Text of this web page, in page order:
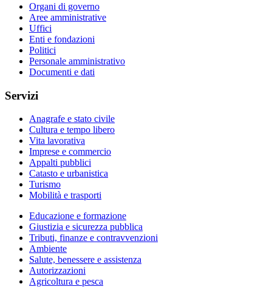
Organi di governo
Aree amministrative
Uffici
Enti e fondazioni
Politici
Personale amministrativo
Documenti e dati
Servizi
Anagrafe e stato civile
Cultura e tempo libero
Vita lavorativa
Imprese e commercio
Appalti pubblici
Catasto e urbanistica
Turismo
Mobilità e trasporti
Educazione e formazione
Giustizia e sicurezza pubblica
Tributi, finanze e contravvenzioni
Ambiente
Salute, benessere e assistenza
Autorizzazioni
Agricoltura e pesca